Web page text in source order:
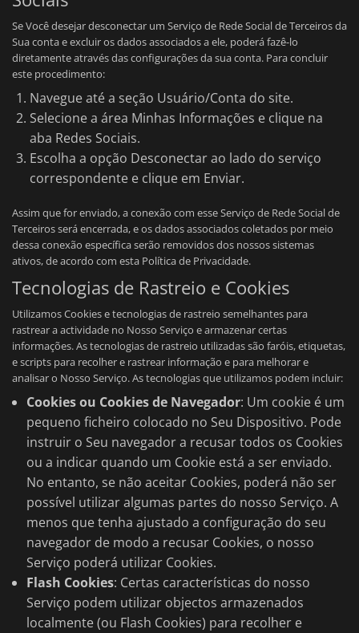
Se Você desejar desconectar um Serviço de Rede Social de Terceiros da
Sua conta e excluir os dados associados a ele, poderá fazê-lo
diretamente através das configurações da sua conta. Para concluir
este procedimento:
Navegue até a seção Usuário/Conta do site.
Selecione a área Minhas Informações e clique na
aba Redes Sociais.
Escolha a opção Desconectar ao lado do serviço
correspondente e clique em Enviar.
Assim que for enviado, a conexão com esse Serviço de Rede Social de
Terceiros será encerrada, e os dados associados coletados por meio
dessa conexão específica serão removidos dos nossos sistemas
ativos, de acordo com esta Política de Privacidade.
Tecnologias de Rastreio e Cookies
Utilizamos Cookies e tecnologias de rastreio semelhantes para
rastrear a actividade no Nosso Serviço e armazenar certas
informações. As tecnologias de rastreio utilizadas são faróis, etiquetas,
e scripts para recolher e rastrear informação e para melhorar e
analisar o Nosso Serviço. As tecnologias que utilizamos podem incluir:
Cookies ou Cookies de Navegador: Um cookie é um
pequeno ficheiro colocado no Seu Dispositivo. Pode
instruir o Seu navegador a recusar todos os Cookies
ou a indicar quando um Cookie está a ser enviado.
No entanto, se não aceitar Cookies, poderá não ser
possível utilizar algumas partes do nosso Serviço. A
menos que tenha ajustado a configuração do seu
navegador de modo a recusar Cookies, o nosso
Serviço poderá utilizar Cookies.
Flash Cookies: Certas características do nosso
Serviço podem utilizar objectos armazenados
localmente (ou Flash Cookies) para recolher e